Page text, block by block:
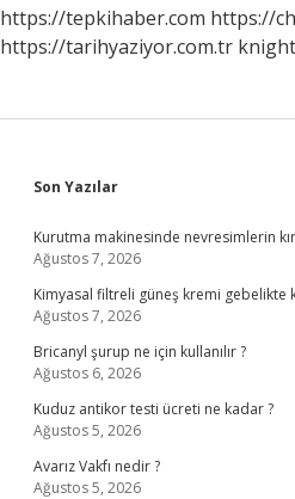
https://tepkihaber.com https://
https://tarihyaziyor.com.tr
Sidebar
Son Yazılar
Kurutma makinesinde nevresimlerin
Ağustos 7, 2026
Kimyasal filtreli güneş kremi gebelikte
Ağustos 7, 2026
Bricanyl şurup ne için kullanılır ?
Ağustos 6, 2026
Kuduz antikor testi ücreti ne kadar ?
Ağustos 5, 2026
Avarız Vakfı nedir ?
Ağustos 5, 2026